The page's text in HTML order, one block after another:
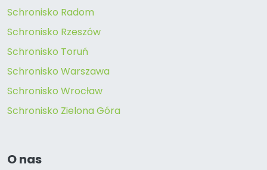
Schronisko Radom
Schronisko Rzeszów
Schronisko Toruń
Schronisko Warszawa
Schronisko Wrocław
Schronisko Zielona Góra
O nas